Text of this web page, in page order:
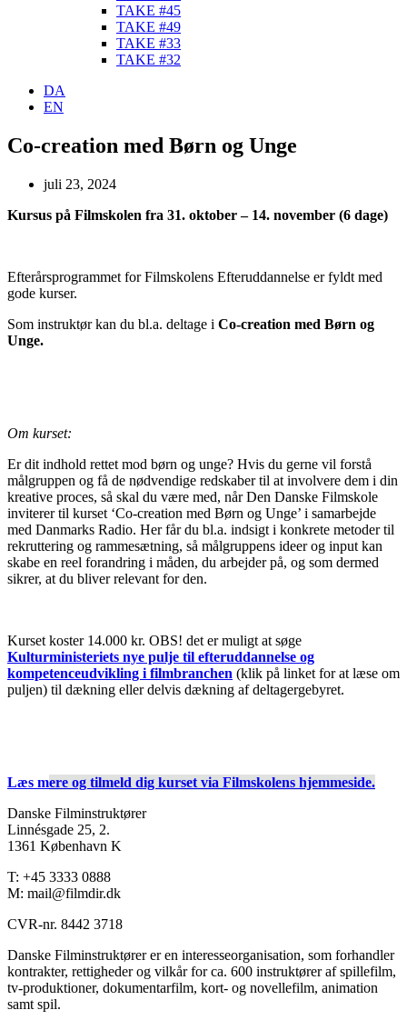
TAKE #45
TAKE #49
TAKE #33
TAKE #32
DA
EN
Co-creation med Børn og Unge
juli 23, 2024
Kursus på Filmskolen fra 31. oktober – 14. november (6 dage)
Efterårsprogrammet for Filmskolens Efteruddannelse er fyldt med
gode kurser.
Som instruktør kan du bl.a. deltage i Co-creation med Børn og
Unge.
Om kurset:
Er dit indhold rettet mod børn og unge? Hvis du gerne vil forstå
målgruppen og få de nødvendige redskaber til at involvere dem i din
kreative proces, så skal du være med, når Den Danske Filmskole
inviterer til kurset ‘Co-creation med Børn og Unge’ i samarbejde
med Danmarks Radio. Her får du bl.a. indsigt i konkrete metoder til
rekruttering og rammesætning, så målgruppens ideer og input kan
skabe en reel forandring i måden, du arbejder på, og som dermed
sikrer, at du bliver relevant for den.
Kurset koster 14.000 kr. OBS! det er muligt at søge
Kulturministeriets nye pulje til efteruddannelse og
kompetenceudvikling i filmbranchen (klik på linket for at læse om
puljen) til dækning eller delvis dækning af deltagergebyret.
Læs mere og tilmeld dig kurset via Filmskolens hjemmeside.
Danske Filminstruktører
Linnésgade 25, 2.
1361 København K
T: +45 3333 0888
M: mail@filmdir.dk
CVR-nr. 8442 3718
Danske Filminstruktører er en interesseorganisation, som forhandler
kontrakter, rettigheder og vilkår for ca. 600 instruktører af spillefilm,
tv-produktioner, dokumentarfilm, kort- og novellefilm, animation
samt spil.